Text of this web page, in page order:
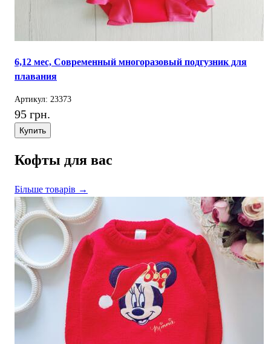
6,12 мес, Cовременный многоразовый подгузник для
плавания
Артикул: 23373
95 грн.
Купить
Кофты для вас
Більше товарів →